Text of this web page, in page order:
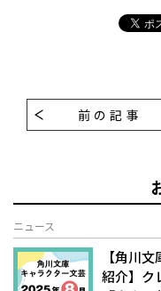
前の記事
ニュース
【角川
紹介】ク